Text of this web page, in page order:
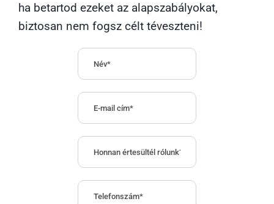
ha betartod ezeket az alapszabályokat,
biztosan nem fogsz célt téveszteni!